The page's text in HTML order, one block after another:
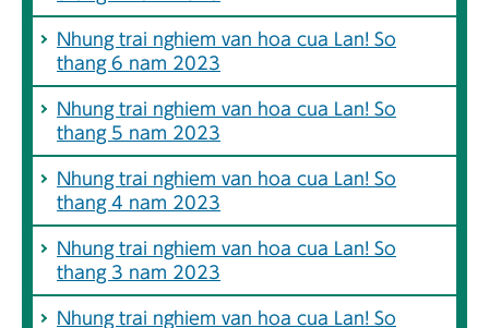
Nhung trai nghiem van hoa cua Lan! So
thang 6 nam 2023
Nhung trai nghiem van hoa cua Lan! So
thang 5 nam 2023
Nhung trai nghiem van hoa cua Lan! So
thang 4 nam 2023
Nhung trai nghiem van hoa cua Lan! So
thang 3 nam 2023
Nhung trai nghiem van hoa cua Lan! So